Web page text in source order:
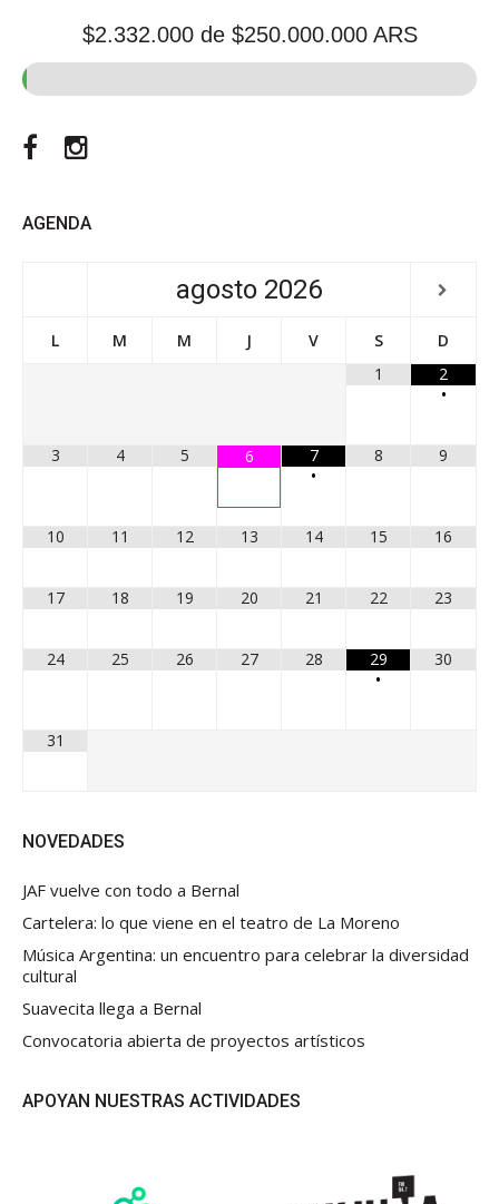
$2.332.000de $250.000.000 ARS
Facebook
AGENDA
agosto 2026
L M M J V S
D
1
2
•
3 4 5 6
7
•
8 9
10 11 12 13 14 15 16
17 18 19 20 21 22 23
24 25 26 27 28
29
•
30
31
NOVEDADES
JAF vuelve con todo a Bernal
Cartelera: lo que viene en el teatro de La Moreno
Música Argentina: un encuentro para celebrar la diversidad
cultural
Suavecita llega a Bernal
Convocatoria abierta de proyectos artísticos
APOYAN NUESTRAS ACTIVIDADES